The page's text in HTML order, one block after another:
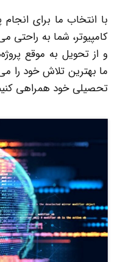
با انتخاب ما برای
کامپیوتر، شما به راحتی
و از تحویل به موقع
ما بهترین تلاش خود را
تحصیلی خود همراهی